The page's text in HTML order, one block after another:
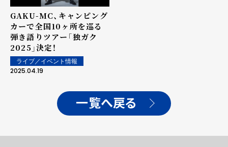
GAKU-MC、キャンピング
カーで全国10ヶ所を巡る
弾き語りツアー「独ガク
2025」決定！
ライブ／イベント情報
2025.04.19
一覧へ戻る